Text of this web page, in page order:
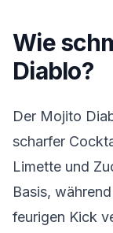
Wie
Diablo?
Der Mojito
scharfer
Limette und
Basis,
feurigen Kick